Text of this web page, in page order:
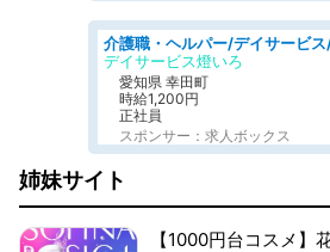
デイサービス燈いろ
愛知県 幸田町
時給1,200円
正社員
スポンサー：求人ボックス
姉妹サイト
【1000円台コスメ】